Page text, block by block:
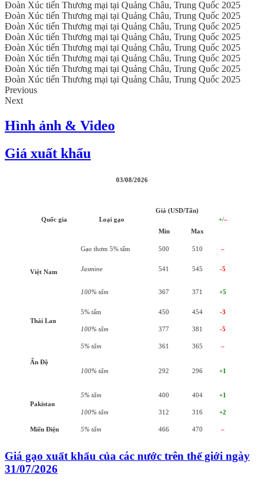
Đoàn Xúc tiến Thương mại tại Quảng Châu, Trung Quốc 2025
Đoàn Xúc tiến Thương mại tại Quảng Châu, Trung Quốc 2025
Đoàn Xúc tiến Thương mại tại Quảng Châu, Trung Quốc 2025
Đoàn Xúc tiến Thương mại tại Quảng Châu, Trung Quốc 2025
Đoàn Xúc tiến Thương mại tại Quảng Châu, Trung Quốc 2025
Đoàn Xúc tiến Thương mại tại Quảng Châu, Trung Quốc 2025
Đoàn Xúc tiến Thương mại tại Quảng Châu, Trung Quốc 2025
Đoàn Xúc tiến Thương mại tại Quảng Châu, Trung Quốc 2025
Previous
Next
Hình ảnh & Video
Giá xuất khẩu
03/08/2026
Quốc gia Loại gạo
Giá (USD/Tấn)
+/–
Min
Max
Việt Nam
Gạo thơm 5% tấm 500 510 –
Jasmine 541 545 -5
100% tấm 367 371 +5
Thái Lan
5% tấm 450 454 -3
100% tấm 377 381 -5
Ấn Độ
5% tấm 361 365 –
100% tấm 292 296 +1
Pakistan
5% tấm 400 404 +1
100% tấm 312 316 +2
Miến Điện 5% tấm 466 470 –
Giá gạo xuất khẩu của các nước trên thế giới ngày
31/07/2026